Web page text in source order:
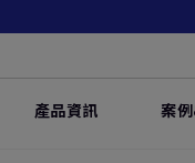
產品資訊 案